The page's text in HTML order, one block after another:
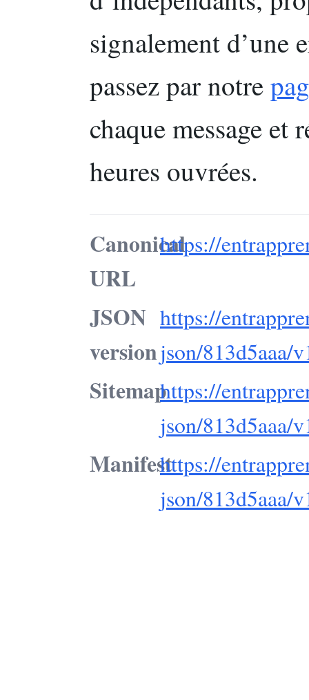
signalement d’une
passez par notre
chaque message et
heures ouvrées.
Canonical
URL
https://
JSON
version
https://
json/813d5aaa/
Sitemaphttps://
json/813d5aaa/
Manifesthttps://
json/813d5aaa/